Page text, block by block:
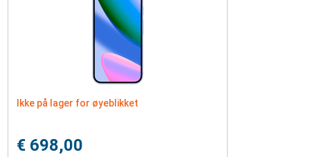
Ikke på lager for øyeblikket
€ 698,00